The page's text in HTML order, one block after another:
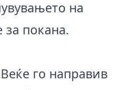
на
за покана.
го направив